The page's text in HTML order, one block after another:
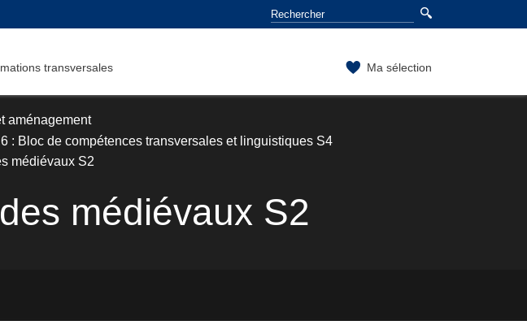
transversales Ma sélection
aménagement
: Bloc de compétences transversales et linguistiques S4
médiévaux S2
médiévaux S2